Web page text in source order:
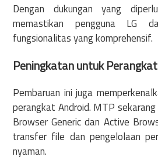
Dengan dukungan yang
memastikan pengguna LG
fungsionalitas yang komprehensif.
Peningkatan untuk
Pembaruan ini juga
perangkat Android. MTP
Browser Generic dan Active
transfer file dan pengelolaan
nyaman.